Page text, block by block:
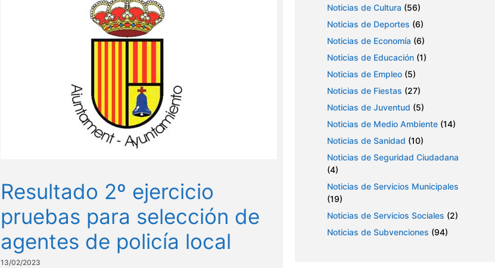
Resultado 2º ejercicio
pruebas para selección de
agentes de policía local
13/02/2023
Noticias de Cultura (56)
Noticias de Deportes (6)
Noticias de Economía (6)
Noticias de Educación (1)
Noticias de Empleo (5)
Noticias de Fiestas (27)
Noticias de Juventud (5)
Noticias de Medio Ambiente (14)
Noticias de Sanidad (10)
Noticias de Seguridad Ciudadana
(4)
Noticias de Servicios Municipales
(19)
Noticias de Servicios Sociales (2)
Noticias de Subvenciones (94)